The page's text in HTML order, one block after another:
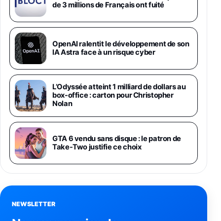
1019€1399€Fnac (Vendeur Tiers)
Galaxy S26 Ultra 256 Go Violet
892€1199€Fnac (Vendeur Tiers)
Philips SHK2000BL - Casque Enfant - Bleu &
Répartiteur Audio 5 Casques, Blanc
24,94€29,96€Fnac (Vendeur Tiers)
Asus RT-AC59U Routeur sans Fil Double
Bande Gigabit (Serveur et Client VPN, Triple
Vlan, Mode Point d'accès et Bridge, contrôle
Parental, Qos)
39,72€50,42€Amazon
Panasonic KX-TG6822 Téléphones Sans fil
Smartphone APPLE iPhone 15 Noir 128Go
de 3 millions de Français ont fuité
OpenAI ralentit le développement de son
IA Astra face à un risque cyber
L’Odyssée atteint 1 milliard de dollars au
box-office : carton pour Christopher
Nolan
GTA 6 vendu sans disque : le patron de
Take-Two justifie ce choix
NEWSLETTER